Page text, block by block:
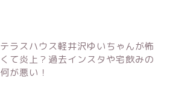
テラスハウス軽井沢ゆいちゃんが怖
くて炎上？過去インスタや宅飲みの
何が悪い！